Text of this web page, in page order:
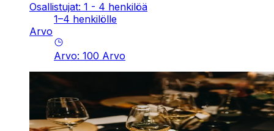
Osallistujat: 1 - 4 henkilöä
1–4 henkilölle
Arvo
Arvo: 100 Arvo